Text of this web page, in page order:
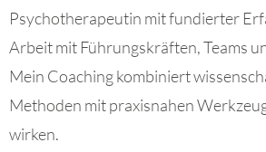
Psychotherapeutin mit fundierter
Arbeit mit Führungskräften, Teams
Mein Coaching kombiniert
Methoden mit praxisnahen
wirken.